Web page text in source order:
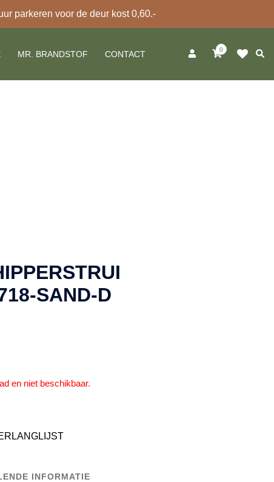
parkeren voor de deur kost 0,60.-
MR. BRANDSTOF CONTACT 0
SAND-D
en niet beschikbaar.
INFORMATIE